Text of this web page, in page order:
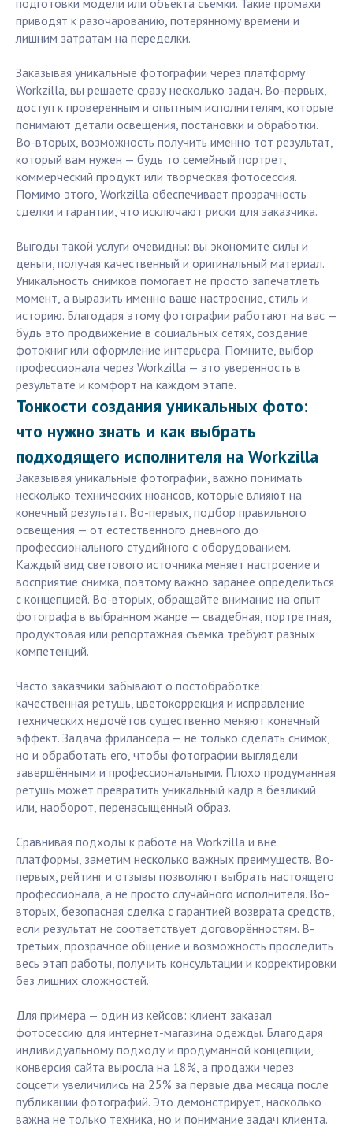
подготовки модели или объекта съёмки. Такие промахи
приводят к разочарованию, потерянному времени и
лишним затратам на переделки.
Заказывая уникальные фотографии через платформу
Workzilla, вы решаете сразу несколько задач. Во-первых,
доступ к проверенным и опытным исполнителям, которые
понимают детали освещения, постановки и обработки.
Во-вторых, возможность получить именно тот результат,
который вам нужен — будь то семейный портрет,
коммерческий продукт или творческая фотосессия.
Помимо этого, Workzilla обеспечивает прозрачность
сделки и гарантии, что исключают риски для заказчика.
Выгоды такой услуги очевидны: вы экономите силы и
деньги, получая качественный и оригинальный материал.
Уникальность снимков помогает не просто запечатлеть
момент, а выразить именно ваше настроение, стиль и
историю. Благодаря этому фотографии работают на вас —
будь это продвижение в социальных сетях, создание
фотокниг или оформление интерьера. Помните, выбор
профессионала через Workzilla — это уверенность в
результате и комфорт на каждом этапе.
Тонкости создания уникальных фото:
что нужно знать и как выбрать
подходящего исполнителя на Workzilla
Заказывая уникальные фотографии, важно понимать
несколько технических нюансов, которые влияют на
конечный результат. Во-первых, подбор правильного
освещения — от естественного дневного до
профессионального студийного с оборудованием.
Каждый вид светового источника меняет настроение и
восприятие снимка, поэтому важно заранее определиться
с концепцией. Во-вторых, обращайте внимание на опыт
фотографа в выбранном жанре — свадебная, портретная,
продуктовая или репортажная съёмка требуют разных
компетенций.
Часто заказчики забывают о постобработке:
качественная ретушь, цветокоррекция и исправление
технических недочётов существенно меняют конечный
эффект. Задача фрилансера — не только сделать снимок,
но и обработать его, чтобы фотографии выглядели
завершёнными и профессиональными. Плохо продуманная
ретушь может превратить уникальный кадр в безликий
или, наоборот, перенасыщенный образ.
Сравнивая подходы к работе на Workzilla и вне
платформы, заметим несколько важных преимуществ. Во-
первых, рейтинг и отзывы позволяют выбрать настоящего
профессионала, а не просто случайного исполнителя. Во-
вторых, безопасная сделка с гарантией возврата средств,
если результат не соответствует договорённостям. В-
третьих, прозрачное общение и возможность проследить
весь этап работы, получить консультации и корректировки
без лишних сложностей.
Для примера — один из кейсов: клиент заказал
фотосессию для интернет-магазина одежды. Благодаря
индивидуальному подходу и продуманной концепции,
конверсия сайта выросла на 18%, а продажи через
соцсети увеличились на 25% за первые два месяца после
публикации фотографий. Это демонстрирует, насколько
важна не только техника, но и понимание задач клиента.